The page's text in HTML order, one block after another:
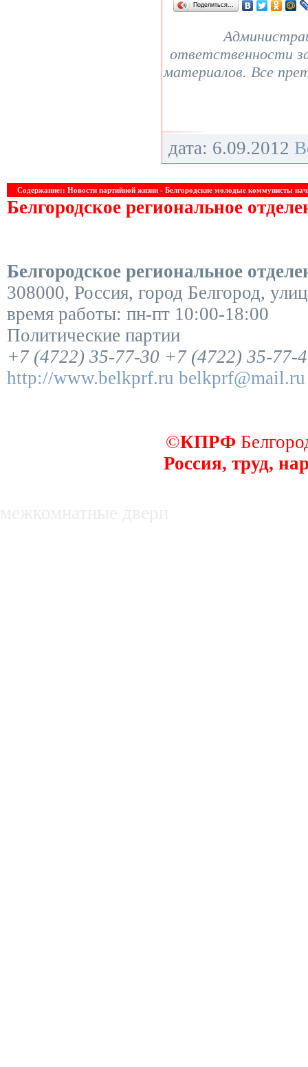
Поделиться…
ответственности
материалов. Все
дата: 6.09.2012
Содержание:: Новости партийной жизни - Белгородские молодые коммунисты
Белгородское региональное
Белгородское региональное
308000, Россия, город Белгород,
время работы: пн-пт 10:00-18:00
Политические партии
+7 (4722) 35-77-30 +7 (4722) 35-77-
http://www.belkprf.ru belkprf@mail.ru
©КПРФ
Россия, труд,